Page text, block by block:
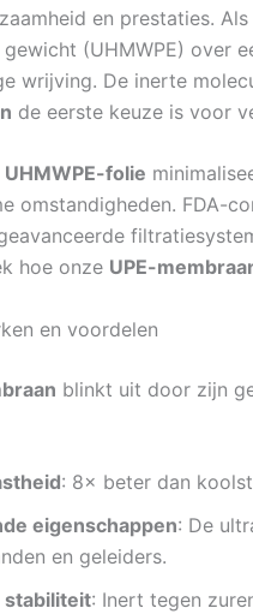
en prestaties.
(UHMWPE) over
wrijving. De inerte
de eerste keuze is voor
UHMWPE-folie
omstandigheden. FDA-
hoe onze UPE-
en voordelen
blinkt uit door zijn
: 8× beter dan
eigenschappen: De
en geleiders.
stabiliteit: Inert tegen